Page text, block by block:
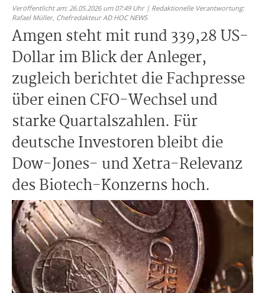
Veröffentlicht am: 26.05.2026 um 07:49 Uhr | Redaktionelle Verantwortung:
Rafael Müller, Chefredakteur AD HOC NEWS
Amgen steht mit rund 339,28 US-
Dollar im Blick der Anleger,
zugleich berichtet die Fachpresse
über einen CFO-Wechsel und
starke Quartalszahlen. Für
deutsche Investoren bleibt die
Dow-Jones- und Xetra-Relevanz
des Biotech-Konzerns hoch.